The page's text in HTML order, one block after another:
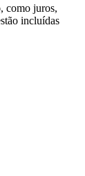
como juros,
incluídas